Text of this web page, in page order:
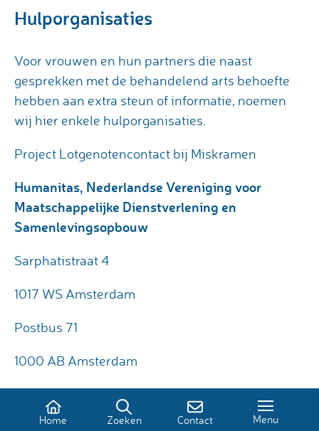
Hulporganisaties
Voor vrouwen en hun partners die naast
gesprekken met de behandelend arts behoefte
hebben aan extra steun of informatie, noemen
wij hier enkele hulporganisaties.
Project Lotgenotencontact bij Miskramen
Humanitas, Nederlandse Vereniging voor
Maatschappelijke Dienstverlening en
Samenlevingsopbouw
Sarphatistraat 4
1017 WS Amsterdam
Postbus 71
1000 AB Amsterdam
T020 523 11 00
020 622 73 67.
Home Zoeken Contact Menu